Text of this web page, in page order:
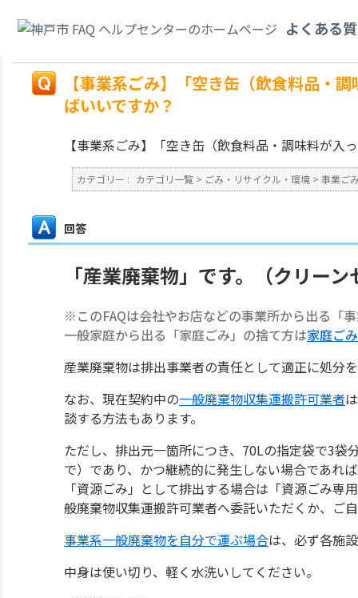
よくある
みで捨てればいいですか？
【事業系ごみ】「空き缶（飲食料品・
ばいいですか？
【事業系ごみ】「空き缶（飲食料品・調味料が
カテゴリー : カテゴリ一覧 > ごみ・リサイクル・環境 > 事業ご
回答
「産業廃棄物」です。（クリー
※このFAQは会社やお店などの事業所から出る「
一般家庭から出る「家庭ごみ」の捨て方は家庭ご
産業廃棄物は排出事業者の責任として適正に処分
なお、現在契約中の一般廃棄物収集運搬許可業者
談する方法もあります。
ただし、排出元一箇所につき、70Lの指定袋で3
で）であり、かつ継続的に発生しない場合であれ
「資源ごみ」として排出する場合は「資源ごみ
般廃棄物収集運搬許可業者へ委託いただくか、ご
事業系一般廃棄物を自分で運ぶ場合は、必ず各施
中身は使い切り、軽く水洗いしてください。